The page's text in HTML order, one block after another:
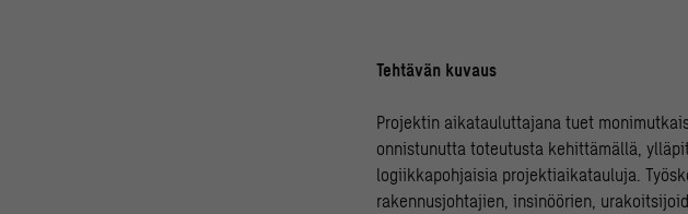
Tehtävän kuvaus
Projektin aikatauluttajana tuet
onnistunutta toteutusta kehittämällä,
logiikkapohjaisia projektiaikatauluja.
rakennusjohtajien, insinöörien,